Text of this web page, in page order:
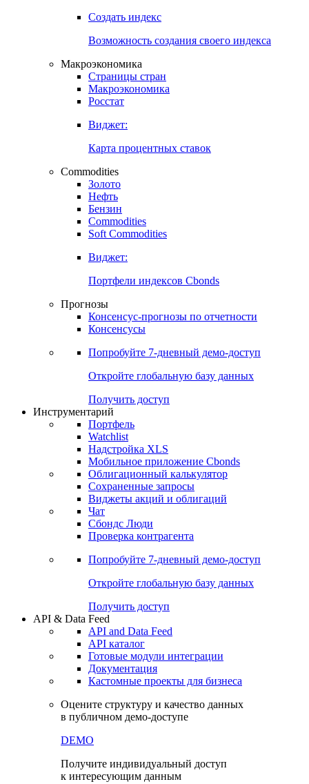
Создать индекс
Возможность создания своего индекса
Макроэкономика
Страницы стран
Макроэкономика
Росстат
Виджет:
Карта процентных ставок
Commodities
Золото
Нефть
Бензин
Commodities
Soft Commodities
Виджет:
Портфели индексов Cbonds
Прогнозы
Консенсус-прогнозы по отчетности
Консенсусы
Попробуйте 7-дневный демо-доступ
Откройте глобальную базу данных
Получить доступ
Инструментарий
Портфель
Watchlist
Надстройка XLS
Мобильное приложение Cbonds
Облигационный калькулятор
Сохраненные запросы
Виджеты акций и облигаций
Чат
Сбондс Люди
Проверка контрагента
Попробуйте 7-дневный демо-доступ
Откройте глобальную базу данных
Получить доступ
API & Data Feed
API and Data Feed
API каталог
Готовые модули интеграции
Документация
Кастомные проекты для бизнеса
Оцените структуру и качество данных
в публичном демо-доступе
DEMO
Получите индивидуальный доступ
к интересующим данным